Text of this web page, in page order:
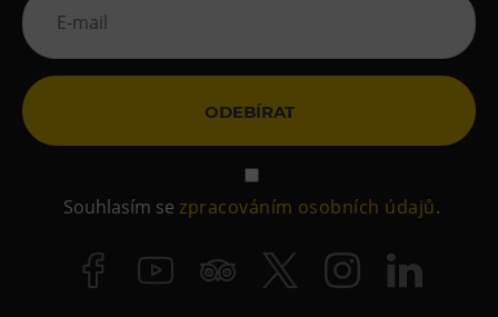
ODEBÍRAT
Souhlasím sezpracováním osobních údajů.